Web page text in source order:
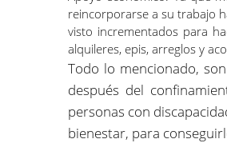
reincorporarse a su trabajo
visto incrementados para
alquileres, epis, arreglos y
Todo lo mencionado,
después del
personas con
bienestar, para